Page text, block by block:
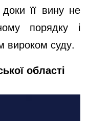
її вину не
порядку і
вироком суду.
області